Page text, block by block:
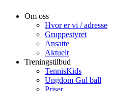
Om oss
Hvor er vi / adresse
Gruppestyret
Ansatte
Aktuelt
Treningstilbud
TennisKids
Ungdom Gul ball
Priser